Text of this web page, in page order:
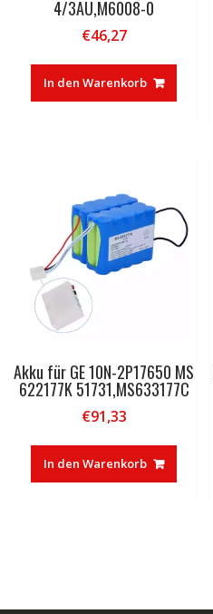
4/3AU,M6008-0
€46,27
In den Warenkorb
Akku für GE 10N-2P17650 MS
622177K 51731,MS633177C
€91,33
In den Warenkorb